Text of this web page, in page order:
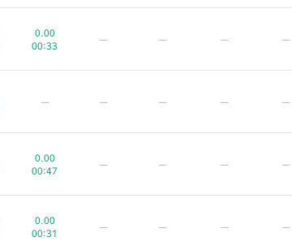
0.00
00:33
— — — —
— — — — —
0.00
00:47
— — — —
0.00
00:31
— — — —